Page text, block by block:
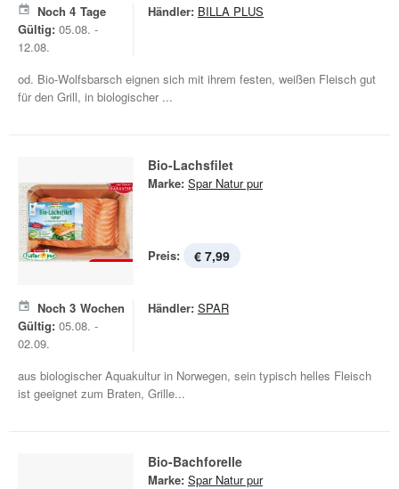
Noch 4 Tage
Gültig: 05.08. -
12.08.
Händler: BILLA PLUS
od. Bio-Wolfsbarsch eignen sich mit ihrem festen, weißen Fleisch gut
für den Grill, in biologischer ...
Bio-Lachsfilet
Marke: Spar Natur pur
Preis: € 7,99
Noch 3 Wochen
Gültig: 05.08. -
02.09.
Händler: SPAR
aus biologischer Aquakultur in Norwegen, sein typisch helles Fleisch
ist geeignet zum Braten, Grille...
Bio-Bachforelle
Marke: Spar Natur pur